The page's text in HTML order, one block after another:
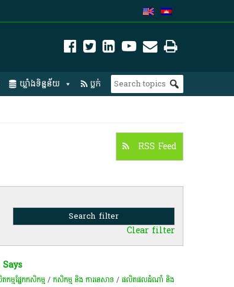
ឃ្លាំងទិន្នន័យ ប្លក់
RSS Feed
Clear filter
កម្ម​ផ្នែក​កសិកម្ម​/កសិកម្ម​ និង​ ការ​នេ​សាទ​/ផលិតផលដំណាំ និង